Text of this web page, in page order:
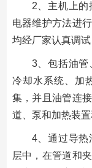
2、主机上的
电器维护方法进
均经厂家认真调试
3、包括油管
冷却水系统、加
集，并且油管连
道、泵和加热装置
4、通过导热
层中，在管道和